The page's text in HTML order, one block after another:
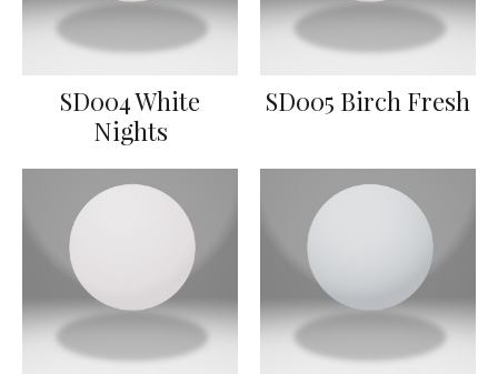
SD004 White
Nights
SD005 Birch Fresh